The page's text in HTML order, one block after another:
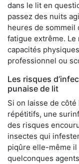
dans le lit en
passez des nuits
heures de sommeil
fatigue extrême. Le
capacités
professionnel ou
Les risques
punaise de lit
Si on laisse de
répétitifs, une
des risques
insectes qui
piqûre elle-même il
quelconques